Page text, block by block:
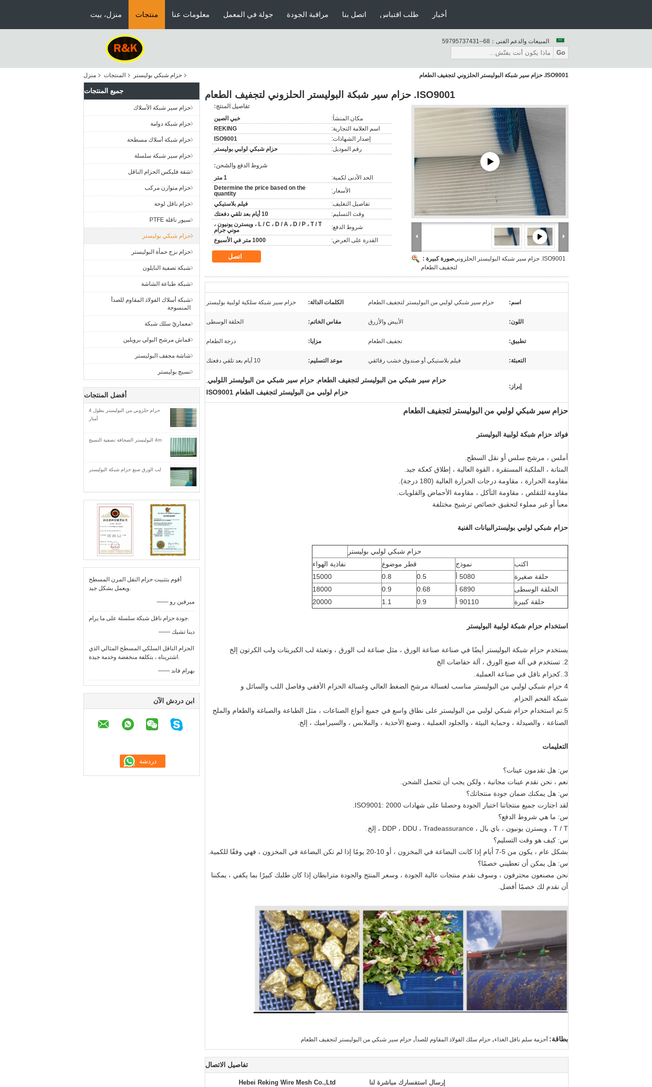
منزل، بيت منتجات معلومات عنا جولة في المعمل مراقبة الجودة اتصل بنا طلب اقتباس أخبار
المبيعات والدعم الفنى： 86--13473759795
Go
منزل المنتجات حزام شبكي بوليستر ISO9001. حزام سير شبكة البوليستر الحلزوني لتجفيف الطعام
جميع المنتجات
حزام سير شبكة الأسلاك
حزام شبكة دوامة
حزام شبكة أسلاك مسطحة
حزام سير شبكة سلسلة
شقة فليكس الحزام الناقل
حزام متوازن مركب
حزام ناقل لوحة
سيور ناقلة PTFE
حزام شبكي بوليستر
حزام نزح حمأة البوليستر
شبكة تصفية النايلون
شبكة طباعة الشاشة
شبكة أسلاك الفولاذ المقاوم للصدأ
المنسوجة
معماريّ سلك شبكة
قماش مرشح البولي بروبلين
شاشة مجفف البوليستر
نسيج بوليستر
أفضل المنتجات
حزام حلزوني من البوليستر بطول 4
أمتار
4m البوليستر الصحافة تصفية النسيج
لب الورق صنع حزام شبكة البوليستر
أقوم بتثبيت حزام النقل المرن المسطح
ويعمل بشكل جيد.
—— ميرفين رو
جودة حزام ناقل شبكة سلسلة على ما يرام.
—— دينا تشيك
الحزام الناقل السلكي المسطح المثالي الذي
اشتريناه ، بتكلفة منخفضة وخدمة جيدة.
—— بهرام فاند
ابن دردش الآن
ISO9001. حزام سير شبكة البوليستر الحلزوني لتجفيف الطعام
صورة كبيرة :ISO9001. حزام سير شبكة البوليستر الحلزوني
لتجفيف الطعام
تفاصيل المنتج:
مكان المنشأ:
خبي الصين
اسم العلامة التجارية:
REKING
إصدار الشهادات:
ISO9001
رقم الموديل:
حزام شبكي لولبي بوليستر
شروط الدفع والشحن:
الحد الأدنى لكمية:
1 متر
الأسعار:
Determine the price based on the
quantity
تفاصيل التغليف:
فيلم بلاستيكي
وقت التسليم:
10 أيام بعد تلقي دفعتك
شروط الدفع:
L / C ، D / A ، D / P ، T / T ، ويسترن يونيون ،
موني جرام
القدرة على العرض:
1000 متر في الأسبوع
اتصل
اسم: حزام سير شبكي لولبي من البوليستر لتجفيف الطعام الكلمات الدالة: حزام سير شبكة سلكية لولبية بوليستر
اللون: الأبيض والأزرق مقاس الخاتم: الحلقة الوسطى
تطبيق: تجفيف الطعام مزايا: درجة الطعام
التعبئة: فيلم بلاستيكي أو صندوق خشب رقائقي موعد التسليم: 10 أيام بعد تلقي دفعتك
إبراز:
حزام سير شبكي من البوليستر لتجفيف الطعام, حزام سير شبكي من البوليستر اللولبي,
حزام لولبي من البوليستر لتجفيف الطعام ISO9001
حزام سير شبكي لولبي من البوليستر لتجفيف الطعام
فوائد حزام شبكة لولبية البوليستر
أملس ، مرشح سلس أو نقل السطح.
المتانة ، الملكية المستقرة ، القوة العالية ، إطلاق كعكة جيد.
مقاومة الحرارة ، مقاومة درجات الحرارة العالية (180 درجة).
مقاومة للتقلص ، مقاومة التآكل ، مقاومة الأحماض والقلويات.
معبأ أو غير مملوء لتحقيق خصائص ترشيح مختلفة
حزام شبكي لولبي بوليستر البيانات الفنية
حزام شبكي لولبي بوليستر
اكتب
نموذج قطر موضوع
نفاذية الهواء
حلقة صغيرة
5080 أ 0.5
0.8
15000
الحلقة الوسطى
6890 أ 0.68
0.9
18000
حلقة كبيرة
90110 أ 0.9
1.1
20000
استخدام حزام شبكة لولبية البوليستر
يستخدم حزام شبكة البوليستر أيضًا في صناعة صناعة الورق ، مثل صناعة لب الورق ، وتعبئة لب الكبريتات ولب الكرتون إلخ
2. تستخدم في آلة صنع الورق ، آلة حفاضات الخ
3..كحزام ناقل في صناعة العملية.
4 حزام شبكي لولبي من البوليستر مناسب لغسالة مرشح الضغط العالي وغسالة الحزام الأفقي وفاصل اللب والسائل و
شبكة الفحم الحزام.
5.تم استخدام حزام شبكي لولبي من البوليستر على نطاق واسع في جميع أنواع الصناعات ، مثل الطباعة والصباغة والطعام والملح
الصناعة ، والصيدلة ، وحماية البيئة ، والجلود العملية ، وصنع الأحذية ، والملابس ، والسيراميك ، إلخ.
التعليمات
س: هل تقدمون عينات؟
نعم ، نحن نقدم عينات مجانية ، ولكن يجب أن تتحمل الشحن.
س: هل يمكنك ضمان جودة منتجاتك؟
لقد اجتازت جميع منتجاتنا اختبار الجودة وحصلنا على شهادات ISO9001: 2000.
س: ما هي شروط الدفع؟
T / T ، ويسترن يونيون ، باي بال ، DDP ، DDU ، Tradeassurance ، إلخ.
س: كيف هو وقت التسليم؟
بشكل عام ، يكون من 5-7 أيام إذا كانت البضاعة في المخزون ، أو 10-20 يومًا إذا لم تكن البضاعة في المخزون ، فهي وفقًا للكمية.
س: هل يمكن أن تعطيني خصمًا؟
نحن مصنعون محترفون ، وسوف نقدم منتجات عالية الجودة ، وسعر المنتج والجودة مترابطان إذا كان طلبك كبيرًا بما يكفي ، يمكننا
أن نقدم لك خصمًا أفضل.
بطاقة: أحزمة سلم ناقل الغذاء, حزام سلك الفولاذ المقاوم للصدأ , حزام سير شبكي من البوليستر لتجفيف الطعام
تفاصيل الاتصال
Hebei Reking Wire Mesh Co.,Ltd إرسال استفسارك مباشرة لنا